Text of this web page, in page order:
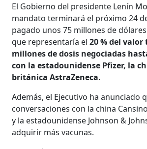
El Gobierno del presidente Lenín
mandato terminará el próximo 24
pagado unos 75 millones de
que representaría el 20 % del
millones de dosis negociadas
con la estadounidense Pfizer, la
británica AstraZeneca.
Además, el Ejecutivo ha anunciado
conversaciones con la china
y la estadounidense Johnson &
adquirir más vacunas.